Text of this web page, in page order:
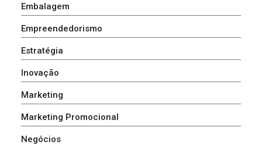
Embalagem
Empreendedorismo
Estratégia
Inovação
Marketing
Marketing Promocional
Negócios